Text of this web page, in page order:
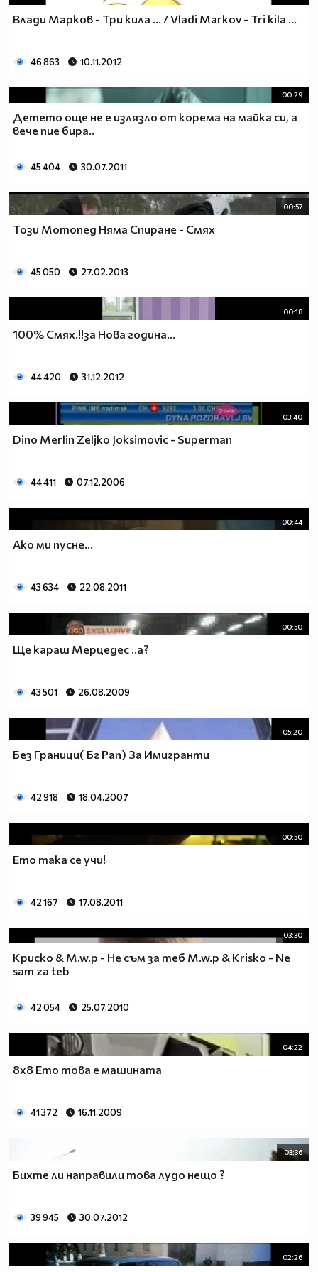
Влади Марков - Три кила ... / Vladi Markov - Tri kila ...
46 863 10.11.2012
00:29
Детето още не е излязло от корема на майка си, а
вече пие бира..
45 404 30.07.2011
00:57
Този Мотопед Няма Спиране - Смях
45 050 27.02.2013
00:18
100% Смях.!!за Нова година...
44 420 31.12.2012
03:40
Dino Merlin Zeljko Joksimovic - Superman
44 411 07.12.2006
00:44
Ако ми пусне...
43 634 22.08.2011
00:50
Ще караш Mерцедес ..а?
43 501 26.08.2009
05:20
Без Граници( Бг Рап) За Имигранти
42 918 18.04.2007
00:50
Ето така се учи!
42 167 17.08.2011
03:30
Криско & M.w.p - Не съм за теб M.w.p & Krisko - Ne
sam za teb
42 054 25.07.2010
04:22
8x8 Ето това е машината
41 372 16.11.2009
03:36
Бихте ли направили това лудо нещо ?
39 945 30.07.2012
02:26